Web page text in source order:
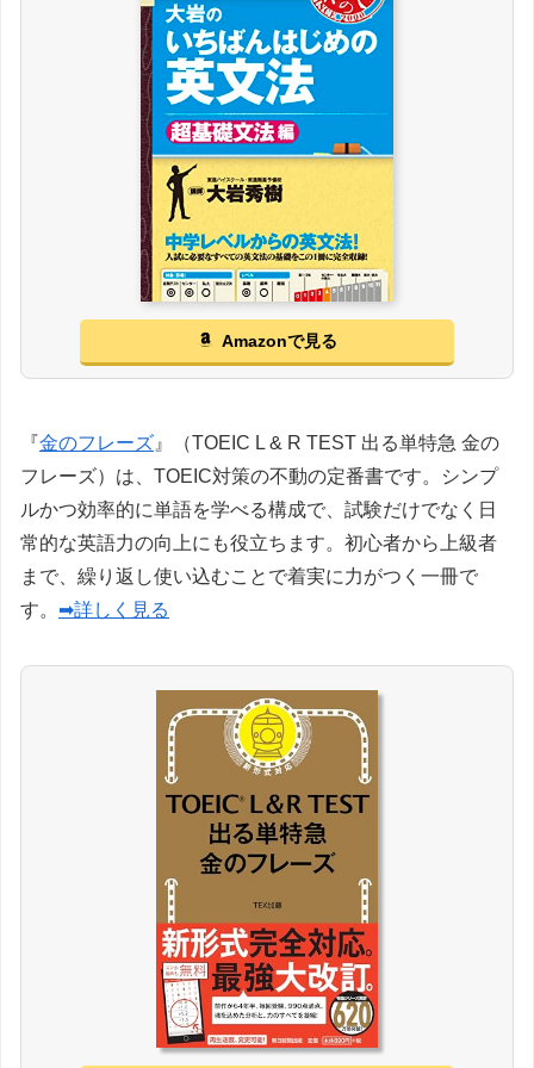
Amazonで見る
『金のフレーズ』（TOEIC L & R TEST 出る単特急 金の
フレーズ）は、TOEIC対策の不動の定番書です。シンプ
ルかつ効率的に単語を学べる構成で、試験だけでなく日
常的な英語力の向上にも役立ちます。初心者から上級者
まで、繰り返し使い込むことで着実に力がつく一冊で
す。 ➡詳しく見る